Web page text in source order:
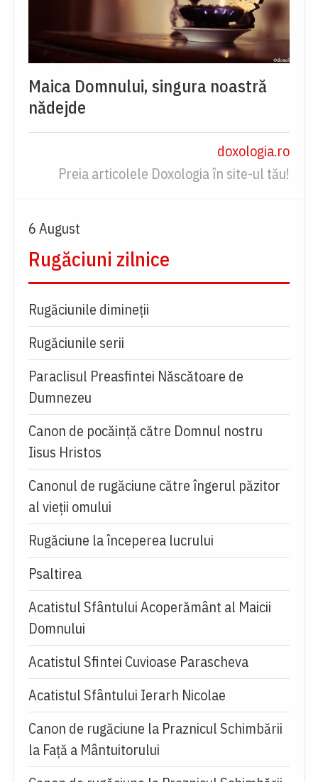
Maica Domnului, singura noastră
nădejde
doxologia.ro
Preia articolele Doxologia în site-ul tău!
6 August
Rugăciuni zilnice
Rugăciunile dimineții
Rugăciunile serii
Paraclisul Preasfintei Născătoare de
Dumnezeu
Canon de pocăință către Domnul nostru
Iisus Hristos
Canonul de rugăciune către îngerul păzitor
al vieții omului
Rugăciune la începerea lucrului
Psaltirea
Acatistul Sfântului Acoperământ al Maicii
Domnului
Acatistul Sfintei Cuvioase Parascheva
Acatistul Sfântului Ierarh Nicolae
Canon de rugăciune la Praznicul Schimbării
la Față a Mântuitorului